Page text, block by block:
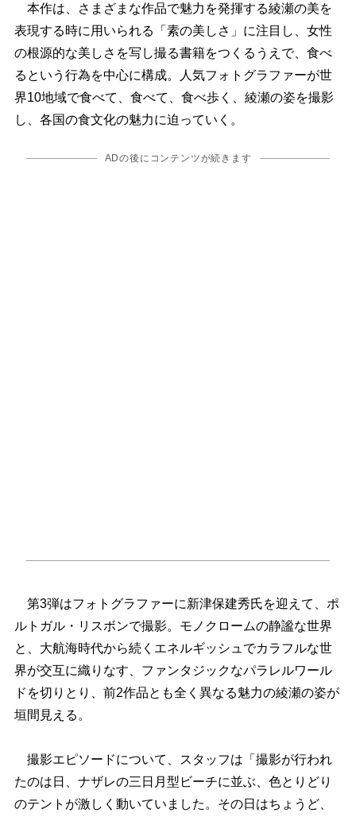
本作は、さまざまな作品で魅力を発揮する綾瀬の美を
表現する時に用いられる「素の美しさ」に注目し、女性
の根源的な美しさを写し撮る書籍をつくるうえで、食べ
るという行為を中心に構成。人気フォトグラファーが世
界10地域で食べて、食べて、食べ歩く、綾瀬の姿を撮影
し、各国の食文化の魅力に迫っていく。
ADの後にコンテンツが続きます
第3弾はフォトグラファーに新津保建秀氏を迎えて、ポ
ルトガル・リスボンで撮影。モノクロームの静謐な世界
と、大航海時代から続くエネルギッシュでカラフルな世
界が交互に織りなす、ファンタジックなパラレルワール
ドを切りとり、前2作品とも全く異なる魅力の綾瀬の姿が
垣間見える。
撮影エピソードについて、スタッフは「撮影が行われ
たのは日、ナザレの三日月型ビーチに並ぶ、色とりどり
のテントが激しく動いていました。その日はちょうど、